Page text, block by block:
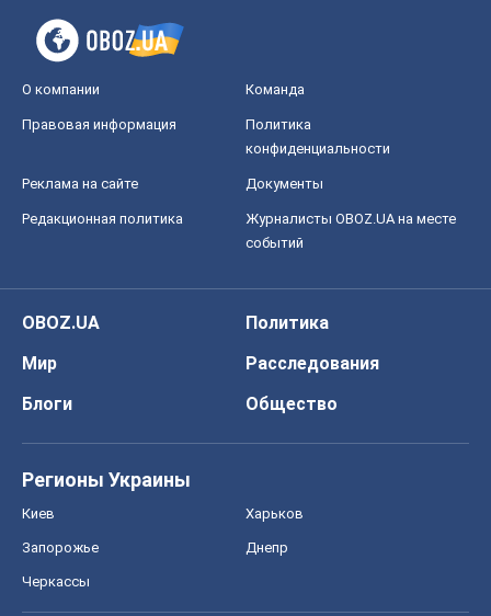
О компании Команда
Правовая информация
Политика
конфиденциальности
Реклама на сайте Документы
Редакционная политика
Журналисты OBOZ.UA на месте
событий
OBOZ.UA
Политика
Мир
Расследования
Блоги
Общество
Регионы Украины
Киев Харьков
Запорожье Днепр
Черкассы